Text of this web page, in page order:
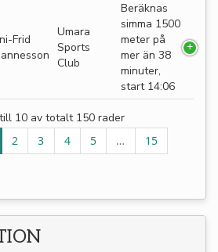
Frid
Umara
Sports
Club
Beräknas
simma 1500
meter på
mer än 38
minuter,
start 14:06
10 av totalt 150 rader
2 3 4 5 …
15